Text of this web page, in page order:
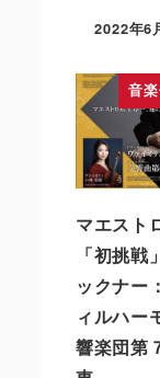
2022年6
音
マエスト
「初挑戦
ックナー
ィルハー
響楽団第